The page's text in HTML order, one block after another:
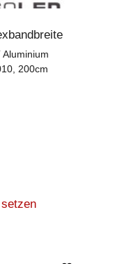
Aluminium
200cm